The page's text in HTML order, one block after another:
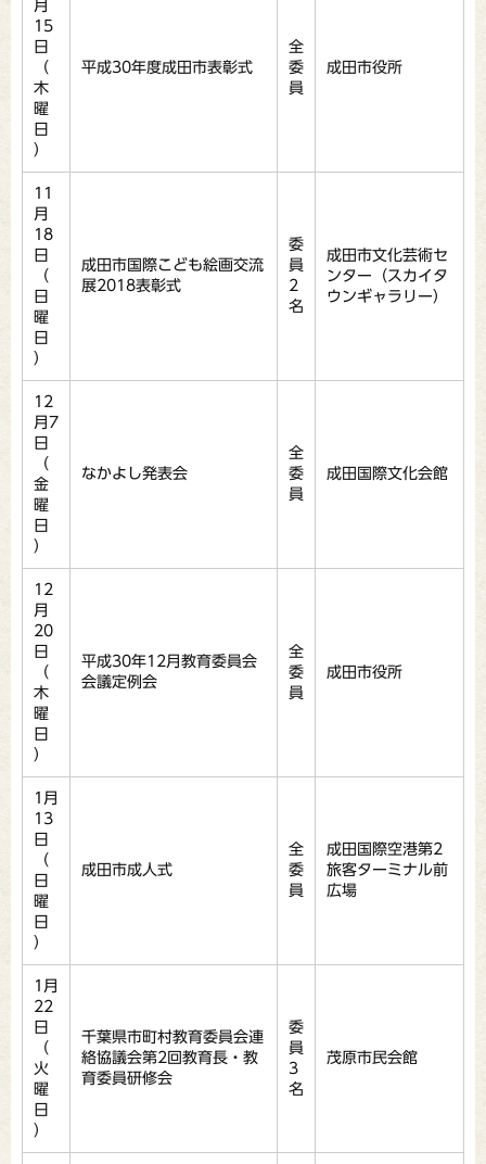
月
15
日
（
木
曜
日
）
平成30年度成田市表彰式
全
委
員
成田市役所
11
月
18
日
（
日
曜
日
）
成田市国際こども絵画交流
展2018表彰式
委
員
2
名
成田市文化芸術セ
ンター（スカイタ
ウンギャラリー）
12
月7
日
（
金
曜
日
）
なかよし発表会
全
委
員
成田国際文化会館
12
月
20
日
（
木
曜
日
）
平成30年12月教育委員会
会議定例会
全
委
員
成田市役所
1月
13
日
（
日
曜
日
）
成田市成人式
全
委
員
成田国際空港第2
旅客ターミナル前
広場
1月
22
日
（
火
曜
日
）
千葉県市町村教育委員会連
絡協議会第2回教育長・教
育委員研修会
委
員
3
名
茂原市民会館